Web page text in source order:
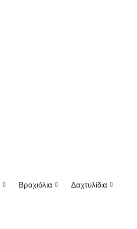
Βραχιόλια Δαχτυλίδια